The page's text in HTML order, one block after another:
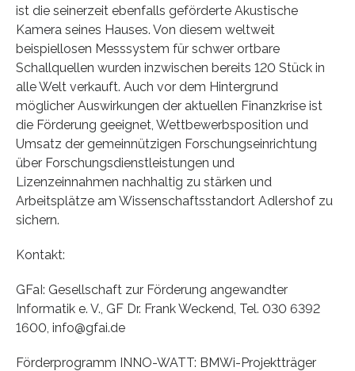
ist die seinerzeit ebenfalls geförderte Akustische
Kamera seines Hauses. Von diesem weltweit
beispiellosen Messsystem für schwer ortbare
Schallquellen wurden inzwischen bereits 120 Stück in
alle Welt verkauft. Auch vor dem Hintergrund
möglicher Auswirkungen der aktuellen Finanzkrise ist
die Förderung geeignet, Wettbewerbsposition und
Umsatz der gemeinnützigen Forschungseinrichtung
über Forschungsdienstleistungen und
Lizenzeinnahmen nachhaltig zu stärken und
Arbeitsplätze am Wissenschaftsstandort Adlershof zu
sichern.
Kontakt:
GFaI: Gesellschaft zur Förderung angewandter
Informatik e. V., GF Dr. Frank Weckend, Tel. 030 6392
1600, info@gfai.de
Förderprogramm INNO-WATT: BMWi-Projektträger